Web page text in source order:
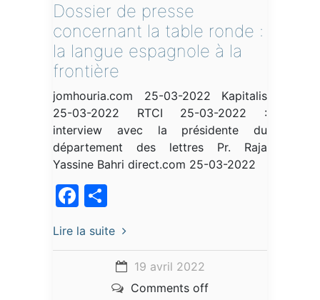
Dossier de presse
concernant la table ronde :
la langue espagnole à la
frontière
jomhouria.com 25-03-2022 Kapitalis
25-03-2022 RTCI 25-03-2022 :
interview avec la présidente du
département des lettres Pr. Raja
Yassine Bahri direct.com 25-03-2022
Facebook
Lire la suite
19 avril 2022
Comments off